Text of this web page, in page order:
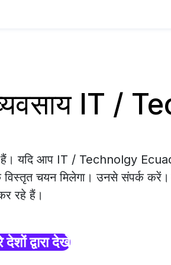
IT /
हैं। यदि आप IT / Technolgy
विस्तृत चयन मिलेगा। उनसे संपर्क करें।
रहे हैं।
द्वारा देखें